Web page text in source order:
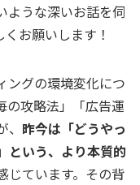
ような深いお話を伺
お願いします！
ングの環境変化につ
の攻略法」「広告運
昨今は「どうやっ
という、より本質的
じています。その背